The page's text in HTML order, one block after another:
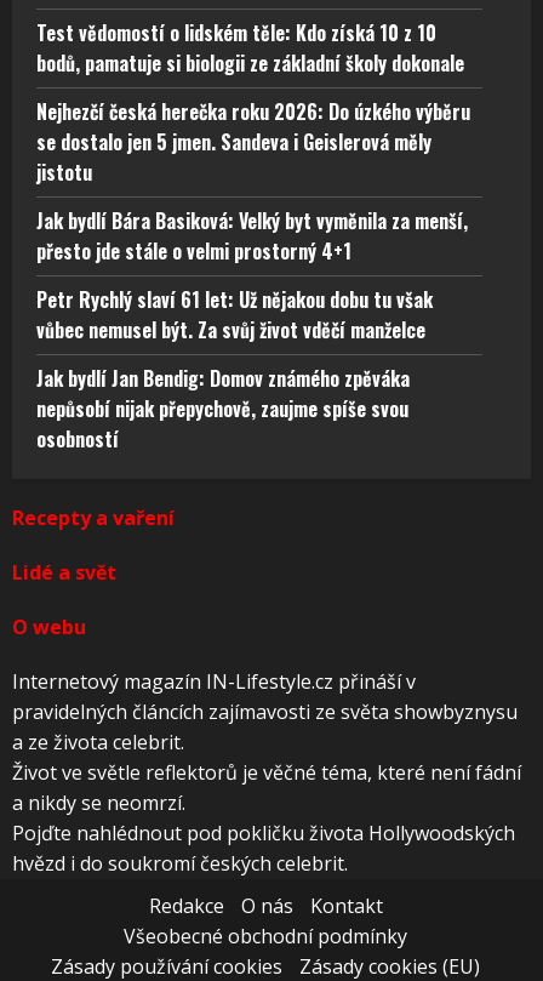
Test vědomostí o lidském těle: Kdo získá 10 z 10
bodů, pamatuje si biologii ze základní školy dokonale
Nejhezčí česká herečka roku 2026: Do úzkého výběru
se dostalo jen 5 jmen. Sandeva i Geislerová měly
jistotu
Jak bydlí Bára Basiková: Velký byt vyměnila za menší,
přesto jde stále o velmi prostorný 4+1
Petr Rychlý slaví 61 let: Už nějakou dobu tu však
vůbec nemusel být. Za svůj život vděčí manželce
Jak bydlí Jan Bendig: Domov známého zpěváka
nepůsobí nijak přepychově, zaujme spíše svou
osobností
Recepty a vaření
Lidé a svět
O webu
Internetový magazín IN-Lifestyle.cz přináší v
pravidelných článcích zajímavosti ze světa showbyznysu
a ze života celebrit.
Život ve světle reflektorů je věčné téma, které není fádní
a nikdy se neomrzí.
Pojďte nahlédnout pod pokličku života Hollywoodských
hvězd i do soukromí českých celebrit.
Redakce
O nás
Kontakt
Všeobecné obchodní podmínky
Zásady používání cookies
Zásady cookies (EU)